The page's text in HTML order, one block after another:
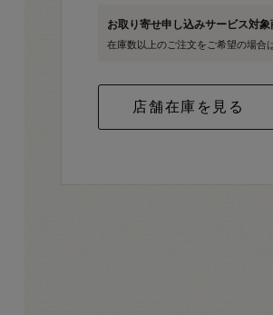
お取り寄せ申し込みサービス対
在庫数以上のご注文をご希望の場合